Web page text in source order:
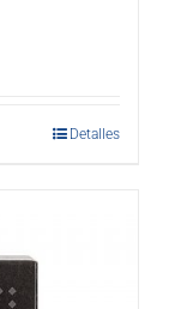
Detalles